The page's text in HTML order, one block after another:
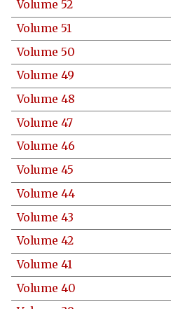
Volume 52
Volume 51
Volume 50
Volume 49
Volume 48
Volume 47
Volume 46
Volume 45
Volume 44
Volume 43
Volume 42
Volume 41
Volume 40